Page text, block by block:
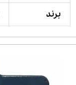
برند